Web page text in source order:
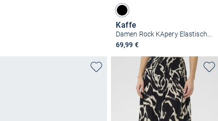
Kaffe
Damen Rock KApery Elastische Taille
69,99 €